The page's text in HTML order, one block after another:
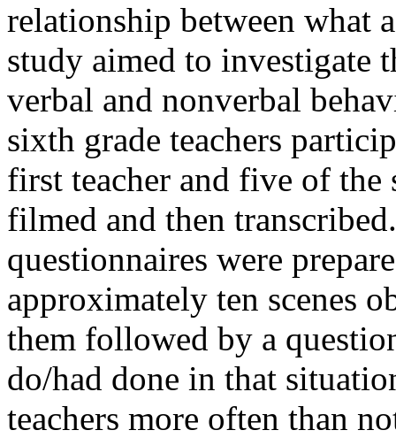
relationship between what
study aimed to investigate
verbal and nonverbal
sixth grade teachers
first teacher and five of the
filmed and then
questionnaires were
approximately ten scenes
them followed by a
do/had done in that
teachers more often than